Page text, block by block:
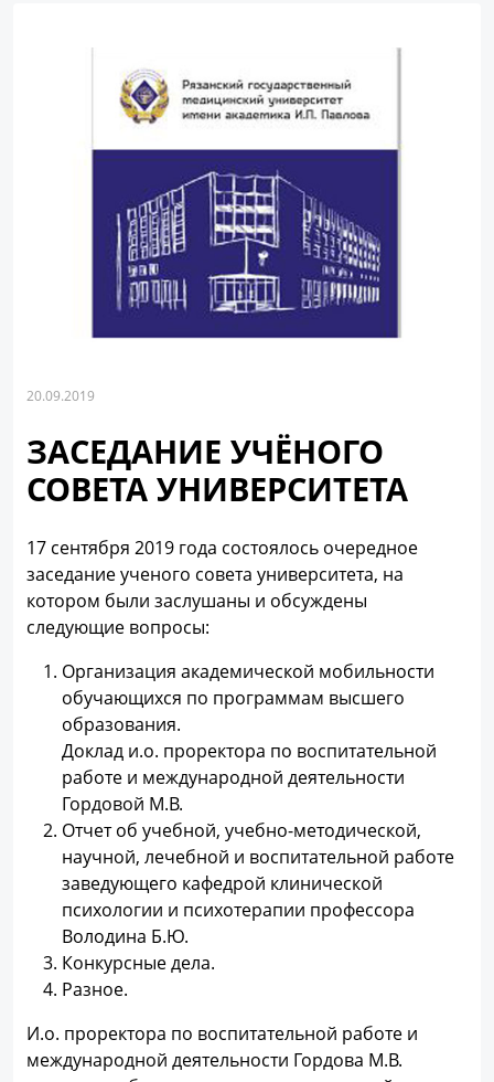
20.09.2019
ЗАСЕДАНИЕ УЧЁНОГО
СОВЕТА УНИВЕРСИТЕТА
17 сентября 2019 года состоялось очередное
заседание ученого совета университета, на
котором были заслушаны и обсуждены
следующие вопросы:
Организация академической мобильности
обучающихся по программам высшего
образования.
Доклад и.о. проректора по воспитательной
работе и международной деятельности
Гордовой М.В.
Отчет об учебной, учебно-методической,
научной, лечебной и воспитательной работе
заведующего кафедрой клинической
психологии и психотерапии профессора
Володина Б.Ю.
Конкурсные дела.
Разное.
И.о. проректора по воспитательной работе и
международной деятельности Гордова М.В.